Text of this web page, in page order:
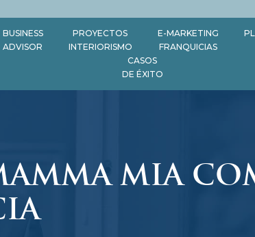
BUSINESS
ADVISOR
PROYECTOS
INTERIORISMO
E-MARKETING
FRANQUICIAS
CASOS
DE ÉXITO
MIA